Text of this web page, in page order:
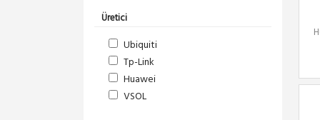
Üretici
Ubiquiti
Tp-Link
Huawei
VSOL